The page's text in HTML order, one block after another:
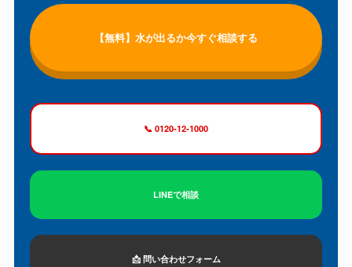
【無料】水が出るか今すぐ相談する
📞 0120-12-1000
LINEで相談
📩 問い合わせフォーム